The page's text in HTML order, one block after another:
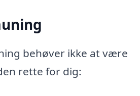
behøver ikke at være
rette for dig: